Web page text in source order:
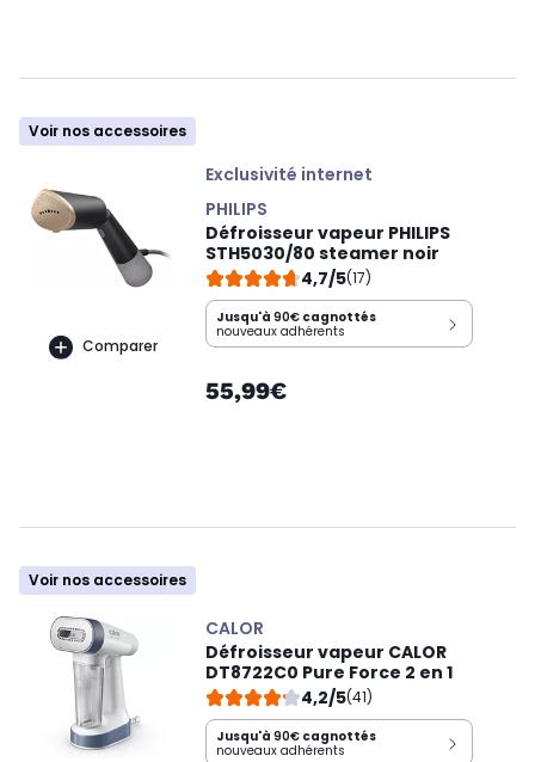
Voir nos accessoires
Comparer
Exclusivité internet
PHILIPS
Défroisseur vapeur PHILIPS
STH5030/80 steamer noir
4,7/5(17)
Jusqu'à 90€ cagnottés
nouveaux adhérents
55,99€
Voir nos accessoires
CALOR
Défroisseur vapeur CALOR
DT8722C0 Pure Force 2 en 1
4,2/5(41)
Jusqu'à 90€ cagnottés
nouveaux adhérents